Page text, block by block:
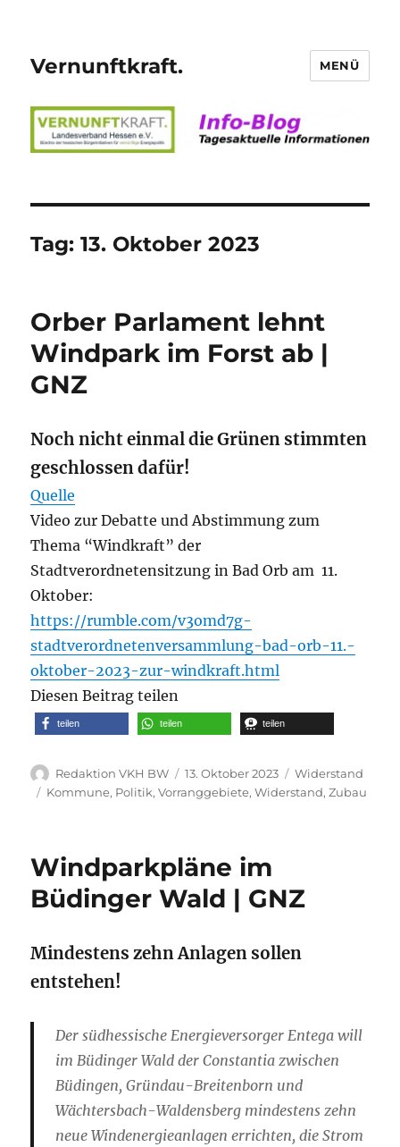
Vernunftkraft. MENÜ
Tag:13. Oktober 2023
Orber Parlament lehnt
Windpark im Forst ab |
GNZ
Noch nicht einmal die Grünen stimmten
geschlossen dafür!
Quelle
Video zur Debatte und Abstimmung zum
Thema “Windkraft” der
Stadtverordnetensitzung in Bad Orb am 11.
Oktober:
https://rumble.com/v3omd7g-
stadtverordnetenversammlung-bad-orb-11.-
oktober-2023-zur-windkraft.html
Diesen Beitrag teilen
teilen teilen teilen
Autor
Redaktion VKH BW
Veröffentlicht
am
13. Oktober 2023 Kategorien
Widerstand
Schlagwörter
Kommune, Politik,Vorranggebiete,Widerstand,Zubau
Windparkpläne im
Büdinger Wald | GNZ
Mindestens zehn Anlagen sollen
entstehen!
Der südhessische Energieversorger Entega will
im Büdinger Wald der Constantia zwischen
Büdingen, Gründau-Breitenborn und
Wächtersbach-Waldensberg mindestens zehn
neue Windenergieanlagen errichten, die Strom